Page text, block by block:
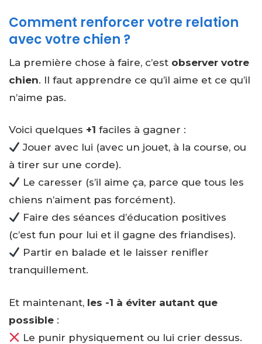
Comment renforcer votre relation
avec votre chien ?
La première chose à faire, c’est observer votre
chien. Il faut apprendre ce qu’il aime et ce qu’il
n’aime pas.
Voici quelques +1 faciles à gagner :
Jouer avec lui (avec un jouet, à la course, ou
à tirer sur une corde).
Le caresser (s’il aime ça, parce que tous les
chiens n’aiment pas forcément).
Faire des séances d’éducation positives
(c’est fun pour lui et il gagne des friandises).
Partir en balade et le laisser renifler
tranquillement.
Et maintenant, les -1 à éviter autant que
possible :
Le punir physiquement ou lui crier dessus.